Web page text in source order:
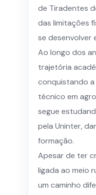
de Tiradentes
das limitações
se desenvolver
Ao longo dos
trajetória
conquistando
técnico em
segue
pela Uninter,
formação.
Apesar de ter
ligada ao meio
um caminho